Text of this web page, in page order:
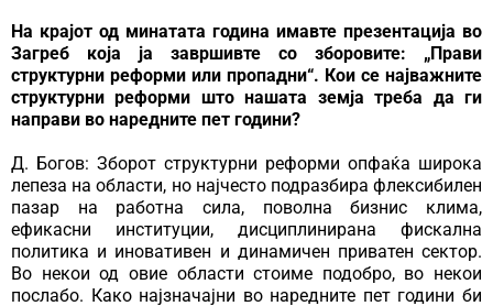
На крајот од минатата година имавте презентација во
Загреб која ја завршивте со зборовите: „Прави
структурни реформи или пропадни“. Кои се најважните
структурни реформи што нашата земја треба да ги
направи во наредните пет години?
Д. Богов: Зборот структурни реформи опфаќа широка
лепеза на области, но најчесто подразбира флексибилен
пазар на работна сила, поволна бизнис клима,
ефикасни институции, дисциплинирана фискална
политика и иновативен и динамичен приватен сектор.
Во некои од овие области стоиме подобро, во некои
послабо. Како најзначајни во наредните пет години би